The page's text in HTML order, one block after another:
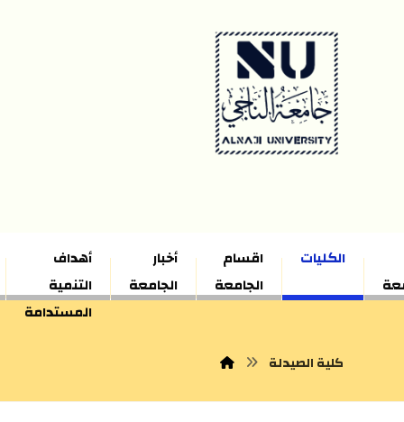
الكليات
اقسام
الجامعة
أخبار
الجامعة
أهداف
التنمية
المستدامة
كلية الصيدلة